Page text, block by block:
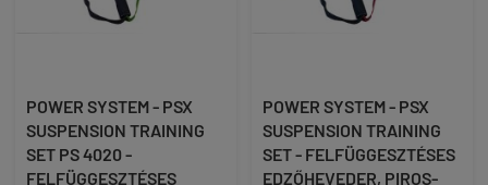
POWER SYSTEM - PSX
SUSPENSION TRAINING
SET PS 4020 -
FELFÜGGESZTÉSES
POWER SYSTEM - PSX
SUSPENSION TRAINING
SET - FELFÜGGESZTÉSES
EDZŐHEVEDER, PIROS-